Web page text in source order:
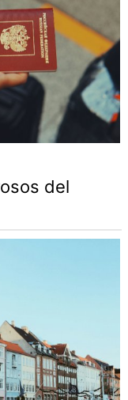
del